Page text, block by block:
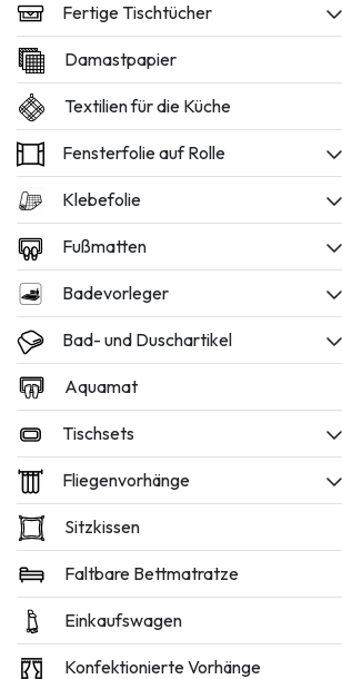
Fertige Tischtücher
Damastpapier
Textilien für die Küche
Fensterfolie auf Rolle
Klebefolie
Fußmatten
Badevorleger
Bad- und Duschartikel
Aquamat
Tischsets
Fliegenvorhänge
Sitzkissen
Faltbare Bettmatratze
Einkaufswagen
Konfektionierte Vorhänge